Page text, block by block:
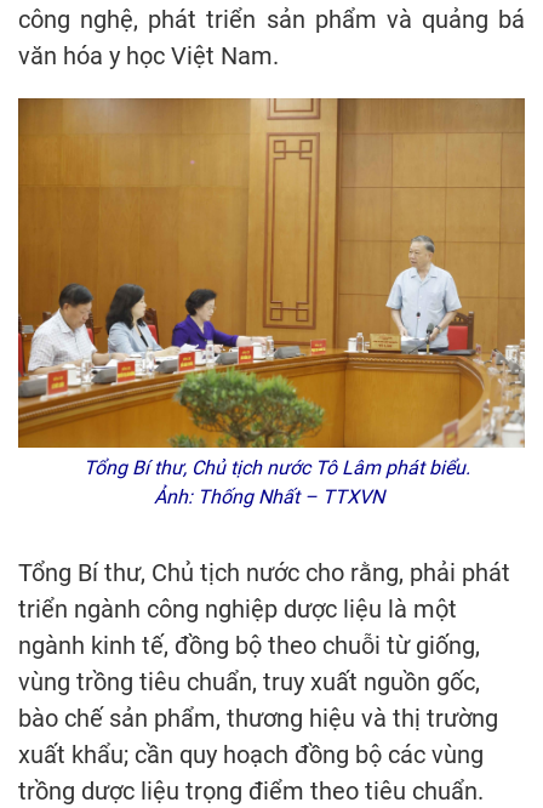
công nghệ, phát triển sản phẩm và quảng bá
văn hóa y học Việt Nam.
Tổng Bí thư, Chủ tịch nước Tô Lâm phát biểu.
Ảnh: Thống Nhất – TTXVN
Tổng Bí thư, Chủ tịch nước cho rằng, phải phát
triển ngành công nghiệp dược liệu là một
ngành kinh tế, đồng bộ theo chuỗi từ giống,
vùng trồng tiêu chuẩn, truy xuất nguồn gốc,
bào chế sản phẩm, thương hiệu và thị trường
xuất khẩu; cần quy hoạch đồng bộ các vùng
trồng dược liệu trọng điểm theo tiêu chuẩn.